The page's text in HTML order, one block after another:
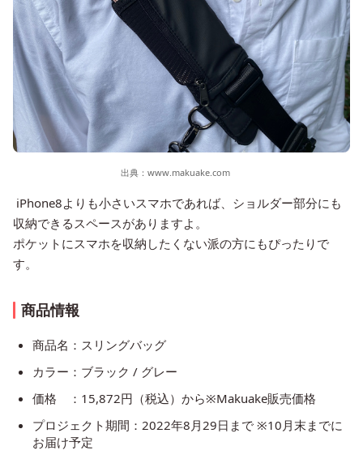
出典： www.makuake.com
iPhone8よりも小さいスマホであれば、ショルダー部分にも
収納できるスペースがありますよ。
ポケットにスマホを収納したくない派の方にもぴったりで
す。
商品情報
商品名：スリングバッグ
カラー：ブラック / グレー
価格 ：15,872円（税込）から※Makuake販売価格
プロジェクト期間：2022年8月29日まで ※10月末までに
お届け予定